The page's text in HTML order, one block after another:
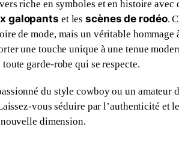
riche en symboles et en histoire avec
galopants et lesscènes de rodéo.
de mode, mais un véritable
une touche unique à une tenue
garde-robe qui se respecte.
du style cowboy ou un
vous séduire par l’authenticité et
dimension.